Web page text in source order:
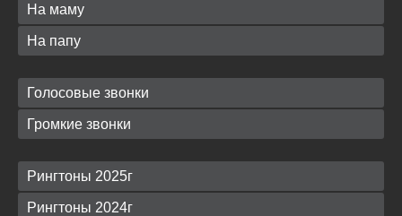
На маму
На папу
Голосовые звонки
Громкие звонки
Рингтоны 2025г
Рингтоны 2024г